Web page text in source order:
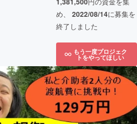
め、 2022/08/14に募集を
終了しました
もう一度プロジェク
トをやってほしい